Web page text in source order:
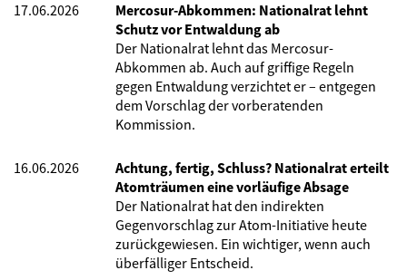
17.06.2026
Mercosur-Abkommen: Nationalrat lehnt
Schutz vor Entwaldung ab
Der Nationalrat lehnt das Mercosur-
Abkommen ab. Auch auf griffige Regeln
gegen Entwaldung verzichtet er – entgegen
dem Vorschlag der vorberatenden
Kommission.
16.06.2026
Achtung, fertig, Schluss? Nationalrat erteilt
Atomträumen eine vorläufige Absage
Der Nationalrat hat den indirekten
Gegenvorschlag zur Atom-Initiative heute
zurückgewiesen. Ein wichtiger, wenn auch
überfälliger Entscheid.